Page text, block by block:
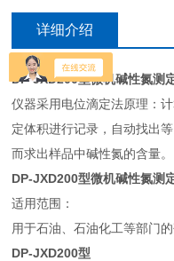
详细介绍
DP-JXD200型微机碱性氮测
仪器采用电位滴定法原理：
定体积进行记录，自动找出
而求出样品中碱性氮的含量。
DP-JXD200型微机碱性氮测
适用范围：
用于石油、石油化工等部门的
DP-JXD200型